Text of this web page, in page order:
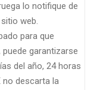
lo notifique de
web.
para que
garantizarse
del año, 24 horas
no descarta la